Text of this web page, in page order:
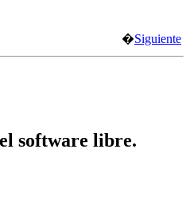
�Siguiente
software libre.